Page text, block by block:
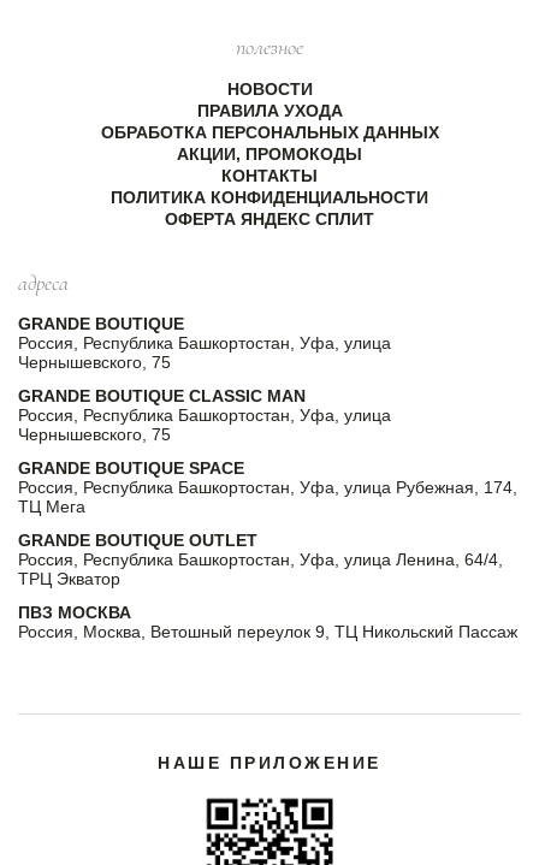
полезное
НОВОСТИ
ПРАВИЛА УХОДА
ОБРАБОТКА ПЕРСОНАЛЬНЫХ ДАННЫХ
АКЦИИ, ПРОМОКОДЫ
КОНТАКТЫ
ПОЛИТИКА КОНФИДЕНЦИАЛЬНОСТИ
ОФЕРТА ЯНДЕКС СПЛИТ
адреса
GRANDE BOUTIQUE
Россия, Республика Башкортостан, Уфа, улица
Чернышевского, 75
GRANDE BOUTIQUE CLASSIC MAN
Россия, Республика Башкортостан, Уфа, улица
Чернышевского, 75
GRANDE BOUTIQUE SPACE
Россия, Республика Башкортостан, Уфа, улица Рубежная, 174,
ТЦ Мега
GRANDE BOUTIQUE OUTLET
Россия, Республика Башкортостан, Уфа, улица Ленина, 64/4,
ТРЦ Экватор
ПВЗ МОСКВА
Россия, Москва, Ветошный переулок 9, ТЦ Никольский Пассаж
НАШЕ ПРИЛОЖЕНИЕ